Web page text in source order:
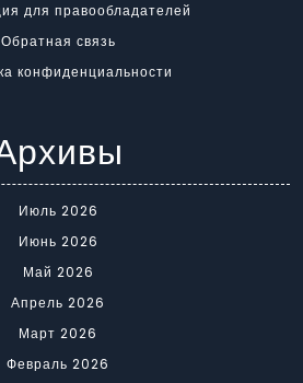
для правообладателей
Обратная связь
конфиденциальности
Июль 2026
Июнь 2026
Май 2026
Апрель 2026
Март 2026
Февраль 2026